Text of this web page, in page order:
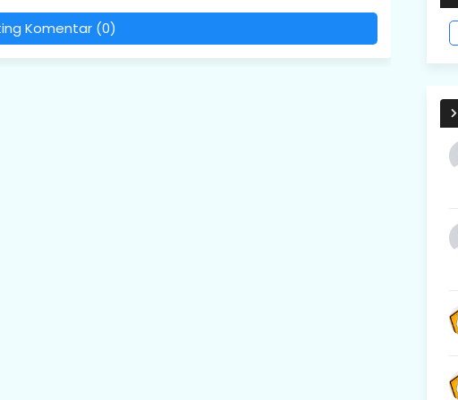
Komentar (0)